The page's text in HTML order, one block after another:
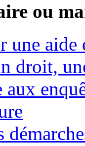
ou
une aide
droit,
aux